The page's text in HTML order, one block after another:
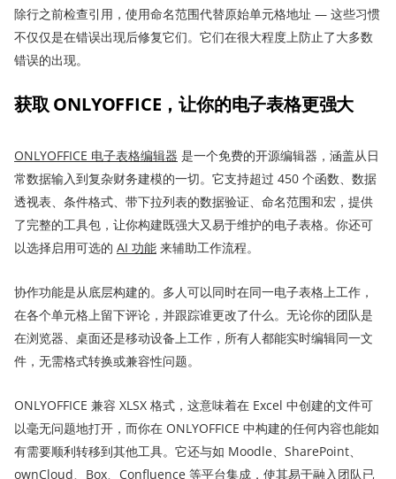
除行之前检查引用，使用命名范围代替原始单元格地址 — 这些习惯
不仅仅是在错误出现后修复它们。它们在很大程度上防止了大多数
错误的出现。
获取 ONLYOFFICE，让你的电子表格更强大
ONLYOFFICE 电子表格编辑器 是一个免费的开源编辑器，涵盖从日
常数据输入到复杂财务建模的一切。它支持超过 450 个函数、数据
透视表、条件格式、带下拉列表的数据验证、命名范围和宏，提供
了完整的工具包，让你构建既强大又易于维护的电子表格。你还可
以选择启用可选的 AI 功能 来辅助工作流程。
协作功能是从底层构建的。多人可以同时在同一电子表格上工作，
在各个单元格上留下评论，并跟踪谁更改了什么。无论你的团队是
在浏览器、桌面还是移动设备上工作，所有人都能实时编辑同一文
件，无需格式转换或兼容性问题。
ONLYOFFICE 兼容 XLSX 格式，这意味着在 Excel 中创建的文件可
以毫无问题地打开，而你在 ONLYOFFICE 中构建的任何内容也能如
有需要顺利转移到其他工具。它还与如 Moodle、SharePoint、
ownCloud、Box、Confluence 等平台集成 ，使其易于融入团队已